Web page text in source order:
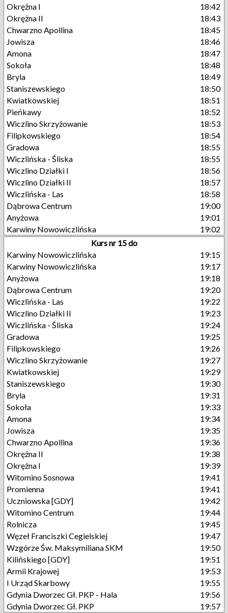
Okrężna I
18:42
Okrężna II
18:43
Chwarzno Apollina
18:45
Jowisza
18:46
Amona
18:47
Sokoła
18:48
Bryla
18:49
Staniszewskiego
18:50
Kwiatkowskiej
18:51
Pieńkawy
18:52
Wiczlino Skrzyżowanie
18:53
Filipkowskiego
18:54
Gradowa
18:55
Wiczlińska - Śliska
18:55
Wiczlino Działki I
18:56
Wiczlino Działki II
18:57
Wiczlińska - Las
18:58
Dąbrowa Centrum
19:00
Anyżowa
19:01
Karwiny Nowowiczlińska
19:02
Kurs nr 15 do
Karwiny Nowowiczlińska
19:15
Karwiny Nowowiczlińska
19:17
Anyżowa
19:18
Dąbrowa Centrum
19:20
Wiczlińska - Las
19:22
Wiczlino Działki II
19:23
Wiczlińska - Śliska
19:24
Gradowa
19:25
Filipkowskiego
19:26
Wiczlino Skrzyżowanie
19:27
Kwiatkowskiej
19:29
Staniszewskiego
19:30
Bryla
19:31
Sokoła
19:33
Amona
19:34
Jowisza
19:35
Chwarzno Apollina
19:36
Okrężna II
19:38
Okrężna I
19:39
Witomino Sosnowa
19:41
Promienna
19:41
Uczniowska [GDY]
19:42
Witomino Centrum
19:44
Rolnicza
19:45
Węzeł Franciszki Cegielskiej
19:47
Wzgórze Św. Maksymiliana SKM
19:50
Kilińskiego [GDY]
19:51
Armii Krajowej
19:53
I Urząd Skarbowy
19:55
Gdynia Dworzec Gł. PKP - Hala
19:56
Gdynia Dworzec Gł. PKP
19:57